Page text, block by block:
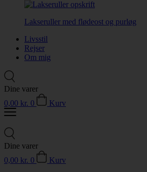
Lakseruller med flødeost og purløg
Livsstil
Rejser
Om mig
Dine varer
0,00 kr. 0 Kurv
Dine varer
0,00 kr. 0
Kurv